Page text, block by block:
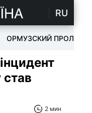
RU
ОРМУЗСКИЙ ПРОЛИВ
2 мин